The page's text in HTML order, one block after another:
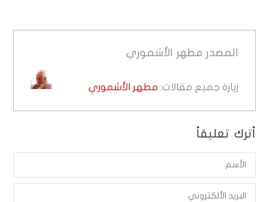
المصدر مطهر الأشموري
زيارة جميع مقالات: مطهر الأشموري
أترك تعليقاً